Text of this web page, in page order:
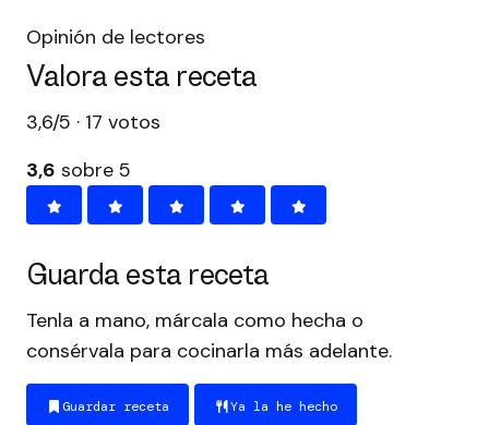
Opinión de lectores
Valora esta receta
3,6/5 · 17 votos
3,6 sobre 5
Guarda esta receta
Tenla a mano, márcala como hecha o
consérvala para cocinarla más adelante.
Guardar receta Ya la he hecho